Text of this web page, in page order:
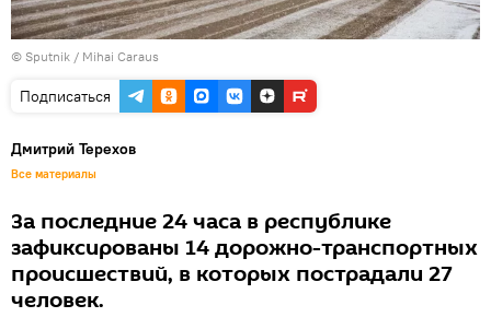
© Sputnik / Mihai Caraus
Подписаться
Дмитрий Терехов
Все материалы
За последние 24 часа в республике
зафиксированы 14 дорожно-транспортных
происшествий, в которых пострадали 27
человек.